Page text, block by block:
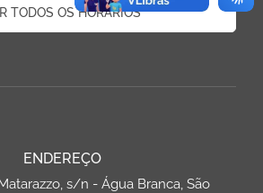
TODOS OS HORÁRIOS
ENDEREÇO
s/n - Água Branca, São